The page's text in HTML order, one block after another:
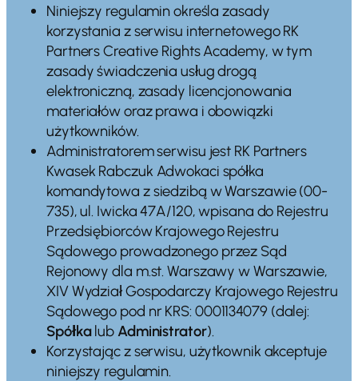
Niniejszy regulamin określa zasady
korzystania z serwisu internetowego RK
Partners Creative Rights Academy, w tym
zasady świadczenia usług drogą
elektroniczną, zasady licencjonowania
materiałów oraz prawa i obowiązki
użytkowników.
Administratorem serwisu jest RK Partners
Kwasek Rabczuk Adwokaci spółka
komandytowa z siedzibą w Warszawie (00-
735), ul. Iwicka 47A/120, wpisana do Rejestru
Przedsiębiorców Krajowego Rejestru
Sądowego prowadzonego przez Sąd
Rejonowy dla m.st. Warszawy w Warszawie,
XIV Wydział Gospodarczy Krajowego Rejestru
Sądowego pod nr KRS: 0001134079 (dalej:
Spółkalub Administrator).
Korzystając z serwisu, użytkownik akceptuje
niniejszy regulamin.